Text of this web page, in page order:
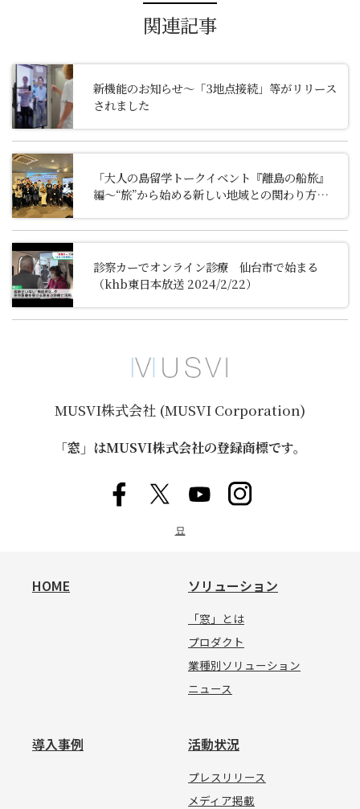
関連記事
新機能のお知らせ～「3地点接続」等がリリース
されました
「大人の島留学トークイベント『離島の船旅』
編～“旅”から始める新しい地域との関わり方～」
診察カーでオンライン診療 仙台市で始まる
（khb東日本放送 2024/2/22）
MUSVI株式会社 (MUSVI Corporation)
「窓」はMUSVI株式会社の登録商標です。
묘
HOME ソリューション
「窓」とは
プロダクト
業種別ソリューション
ニュース
導入事例 活動状況
プレスリリース
メディア掲載